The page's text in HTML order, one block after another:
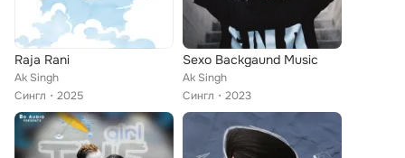
Raja Rani
Ak Singh
Сингл
2025
Sexo Backgaund Music
Ak Singh
Сингл
2023